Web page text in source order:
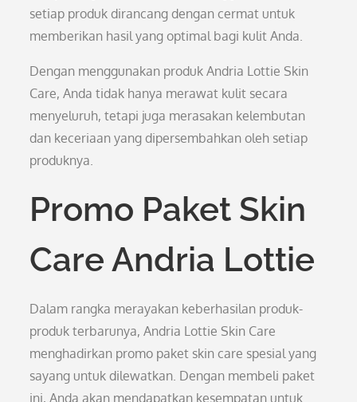
setiap produk dirancang dengan cermat untuk
memberikan hasil yang optimal bagi kulit Anda.
Dengan menggunakan produk Andria Lottie Skin
Care, Anda tidak hanya merawat kulit secara
menyeluruh, tetapi juga merasakan kelembutan
dan keceriaan yang dipersembahkan oleh setiap
produknya.
Promo Paket Skin
Care Andria Lottie
Dalam rangka merayakan keberhasilan produk-
produk terbarunya, Andria Lottie Skin Care
menghadirkan promo paket skin care spesial yang
sayang untuk dilewatkan. Dengan membeli paket
ini, Anda akan mendapatkan kesempatan untuk